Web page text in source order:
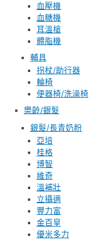
血壓機
血糖機
耳溫槍
體脂機
輔具
拐杖/助行器
輪椅
便器椅/洗澡椅
樂齡/銀髮
銀髮/長青奶粉
亞培
桂格
博智
維奇
溫補壯
立攝適
豐力富
金百皇
優米多力